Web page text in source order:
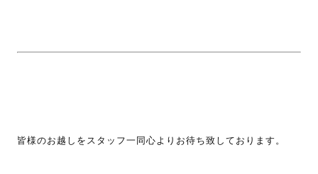
皆様のお越しをスタッフ一同心よりお待ち致しております。